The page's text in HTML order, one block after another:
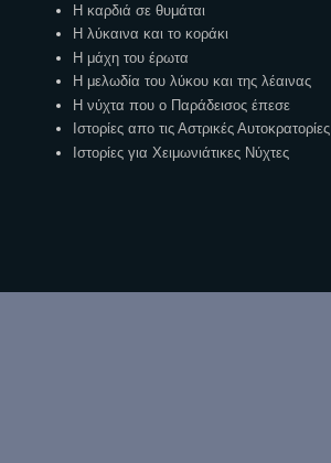
Η καρδιά σε θυμάται
Η λύκαινα και το κοράκι
Η μάχη του έρωτα
Η μελωδία του λύκου και της λέαινας
Η νύχτα που ο Παράδεισος έπεσε
Ιστορίες απο τις Αστρικές Αυτοκρατορίες
Ιστορίες για Χειμωνιάτικες Νύχτες